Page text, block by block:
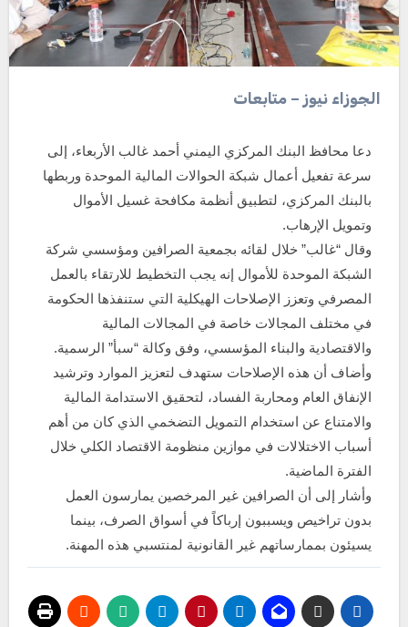
الجوزاء نيوز – متابعات
دعا محافظ البنك المركزي اليمني أحمد غالب الأربعاء، إلى
سرعة تفعيل أعمال شبكة الحوالات المالية الموحدة وربطها
بالبنك المركزي، لتطبيق أنظمة مكافحة غسيل الأموال
وتمويل الإرهاب.
وقال “غالب” خلال لقائه بجمعية الصرافين ومؤسسي شركة
الشبكة الموحدة للأموال إنه يجب التخطيط للارتقاء بالعمل
المصرفي وتعزز الإصلاحات الهيكلية التي ستنفذها الحكومة
في مختلف المجالات خاصة في المجالات المالية
والاقتصادية والبناء المؤسسي، وفق وكالة “سبأ” الرسمية.
وأضاف أن هذه الإصلاحات ستهدف لتعزيز الموارد وترشيد
الإنفاق العام ومحاربة الفساد، لتحقيق الاستدامة المالية
والامتناع عن استخدام التمويل التضخمي الذي كان من أهم
أسباب الاختلالات في موازين منظومة الاقتصاد الكلي خلال
الفترة الماضية.
وأشار إلى أن الصرافين غير المرخصين يمارسون العمل
بدون تراخيص ويسببون إرباكاً في أسواق الصرف، بينما
يسيئون بممارساتهم غير القانونية لمنتسبي هذه المهنة.